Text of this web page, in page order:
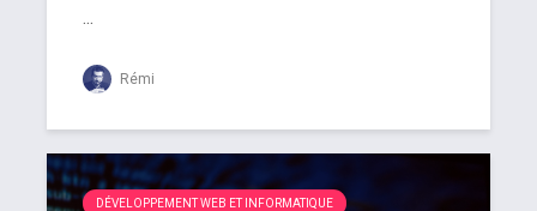
...
Rémi
DÉVELOPPEMENT WEB ET INFORMATIQUE